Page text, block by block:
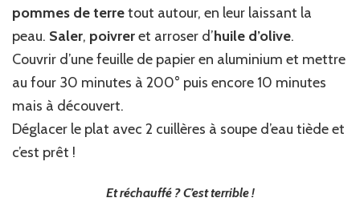
pommes deterretout autour, en leur laissant la
peau. Saler, poivreret arroser d’huile d’olive.
Couvrir d’une feuille de papier en aluminium et mettre
au four 30 minutes à 200° puis encore 10 minutes
mais à découvert.
Déglacer le plat avec 2 cuillères à soupe d’eau tiède et
c’est prêt !
Et réchauffé ? C’est terrible !